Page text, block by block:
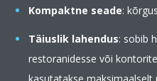
Kompaktne seade:
Täiuslik lahendus: sobib
restoranidesse või